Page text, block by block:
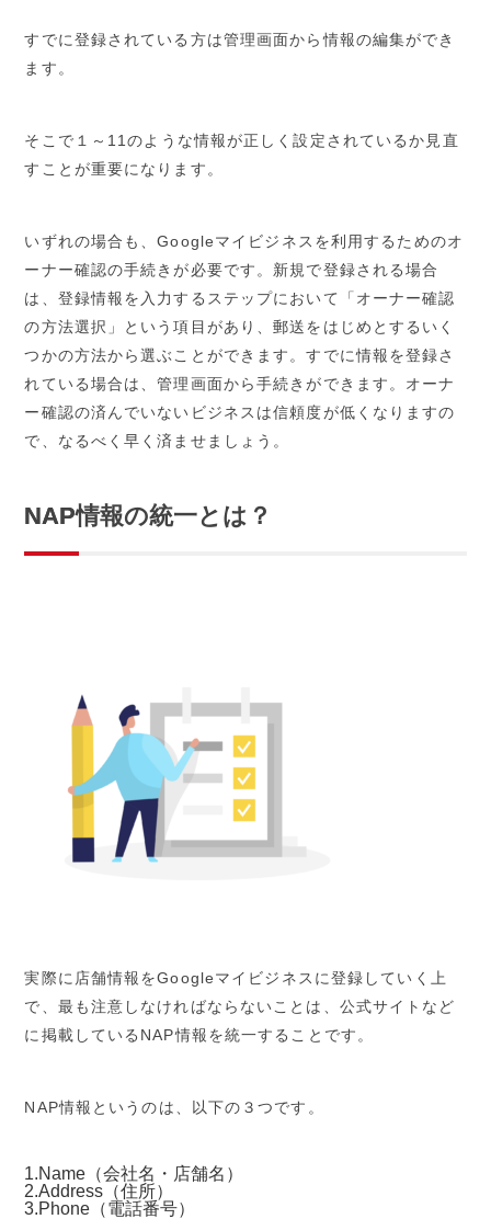
すでに登録されている方は管理画面から情報の編集ができ
ます。
そこで１～ 11のような情報が正しく設定されているか見直
すことが重要になります。
いずれの場合も、Googleマイビジネスを利用するためのオ
ーナー確認の手続きが必要です。新規で登録される場合
は、登録情報を入力するステップにおいて「オーナー確認
の方法選択」という項目があり、郵送をはじめとするいく
つかの方法から選ぶことができます。すでに情報を登録さ
れている場合は、管理画面から手続きができます。オーナ
ー確認の済んでいないビジネスは信頼度が低くなりますの
で、なるべく早く済ませましょう。
NAP情報の統一とは？
実際に店舗情報をGoogleマイビジネスに登録していく上
で、最も注意しなければならないことは、公式サイトなど
に掲載している NAP情報を統一することです。
NAP情報というのは、以下の３つです。
1.Name （会社名・店舗名）
2.Address （住所）
3.Phone （電話番号）